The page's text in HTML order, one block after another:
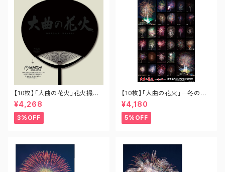
【10枚】「大曲の花火」花火撮影
用うちわ UC-OM-001
¥4,268
3%OFF
【10枚】「大曲の花火」―冬の章
― 新作花火コレクション2019
¥4,180
5%OFF